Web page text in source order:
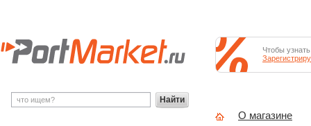
Найти
Чтобы
О магазине